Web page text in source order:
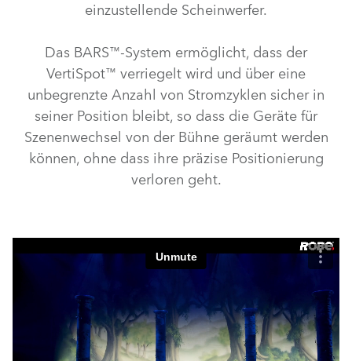
einzustellende Scheinwerfer.
Das BARS™-System ermöglicht, dass der
VertiSpot™ verriegelt wird und über eine
unbegrenzte Anzahl von Stromzyklen sicher in
seiner Position bleibt, so dass die Geräte für
Szenenwechsel von der Bühne geräumt werden
können, ohne dass ihre präzise Positionierung
verloren geht.